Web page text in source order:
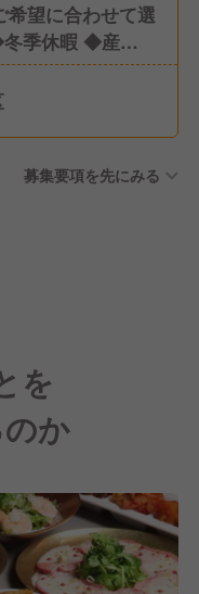
望に合わせて選
季休暇 ◆産休・
弔休暇 ◆特別休
ほか ※有給利用
募集要項を先にみる
を
か